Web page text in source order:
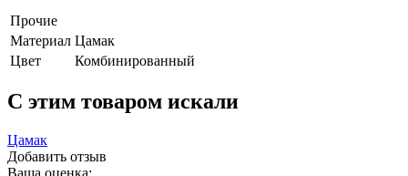
Прочие
Материал Цамак
Цвет
Комбинированный
C этим товаром искали
Цамак
Добавить отзыв